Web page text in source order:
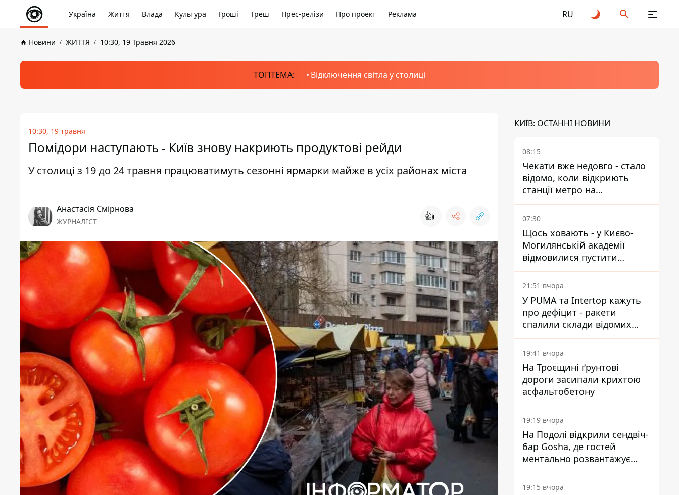
Україна Життя Влада Культура Гроші Треш Прес-релізи Про проект Реклама RU
Новини ЖИТТЯ 10:30, 19 Травня 2026
ТОПТЕМА: Відключення світла у столиці
10:30, 19 травня
Помідори наступають - Київ знову накриють продуктові рейди
У столиці з 19 до 24 травня працюватимуть сезонні ярмарки майже в усіх районах міста
Анастасія Смірнова
ЖУРНАЛІСТ 👍
КИЇВ: ОСТАННІ НОВИНИ
08:15
Чекати вже недовго - стало
відомо, коли відкриють
станції метро на
Виноградарі
07:30
Щось ховають - у Києво-
Могилянській академії
відмовилися пустити
комісію з охорони пам'яток
на територію
21:51 вчора
У PUMA та Intertop кажуть
про дефіцит - ракети
спалили склади відомих
брендів
19:41 вчора
На Троєщині ґрунтові
дороги засипали крихтою
асфальтобетону
19:19 вчора
На Подолі відкрили сендвіч-
бар Gosha, де гостей
ментально розвантажує
акула
19:15 вчора